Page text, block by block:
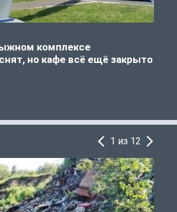
комплексе
но кафе всё ещё закрыто
1 из 12